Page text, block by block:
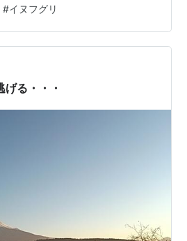
記』なかなか終わらない～。と
野不由美さん、すごいです）。
国に、ひとりずついる、王を選
う者。その巻によっては、主役
だと〇麟という名がつきます。と
#イヌフグリ
る・・・